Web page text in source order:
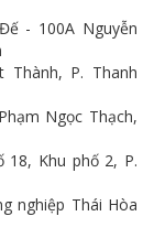
- 100A Nguyễn
Thành, P. Thanh
Ngọc Thạch,
18, Khu phố 2, P.
nghiệp Thái Hòa